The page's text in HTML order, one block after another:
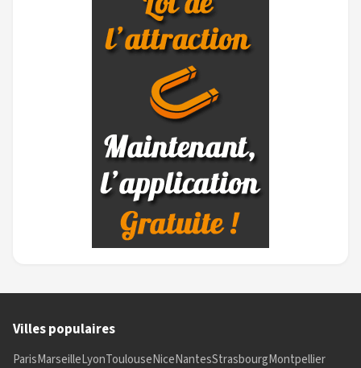
Villes populaires
ParisMarseilleLyonToulouseNiceNantesStrasbourgMontpellier